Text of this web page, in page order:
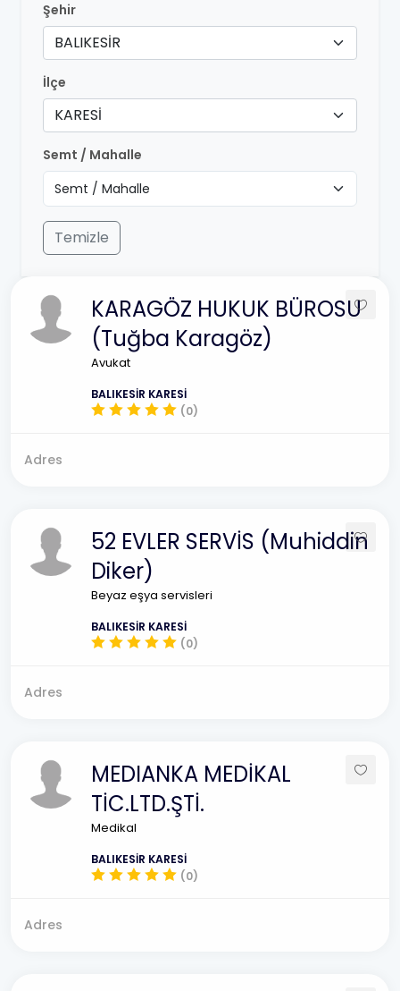
Şehir
BALIKESİR
İlçe
KARESİ
Semt / Mahalle
Temizle
KARAGÖZ HUKUK BÜROSU
(Tuğba Karagöz)
Avukat
BALIKESİR KARESİ
(0)
Adres
52 EVLER SERVİS (Muhiddin
Diker)
Beyaz eşya servisleri
BALIKESİR KARESİ
(0)
Adres
MEDIANKA MEDİKAL
TİC.LTD.ŞTİ.
Medikal
BALIKESİR KARESİ
(0)
Adres